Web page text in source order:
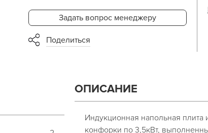
Задать вопрос менеджеру
Поделиться
ОПИСАНИЕ
Индукционная напольная
конфорки по 3,5кВт,